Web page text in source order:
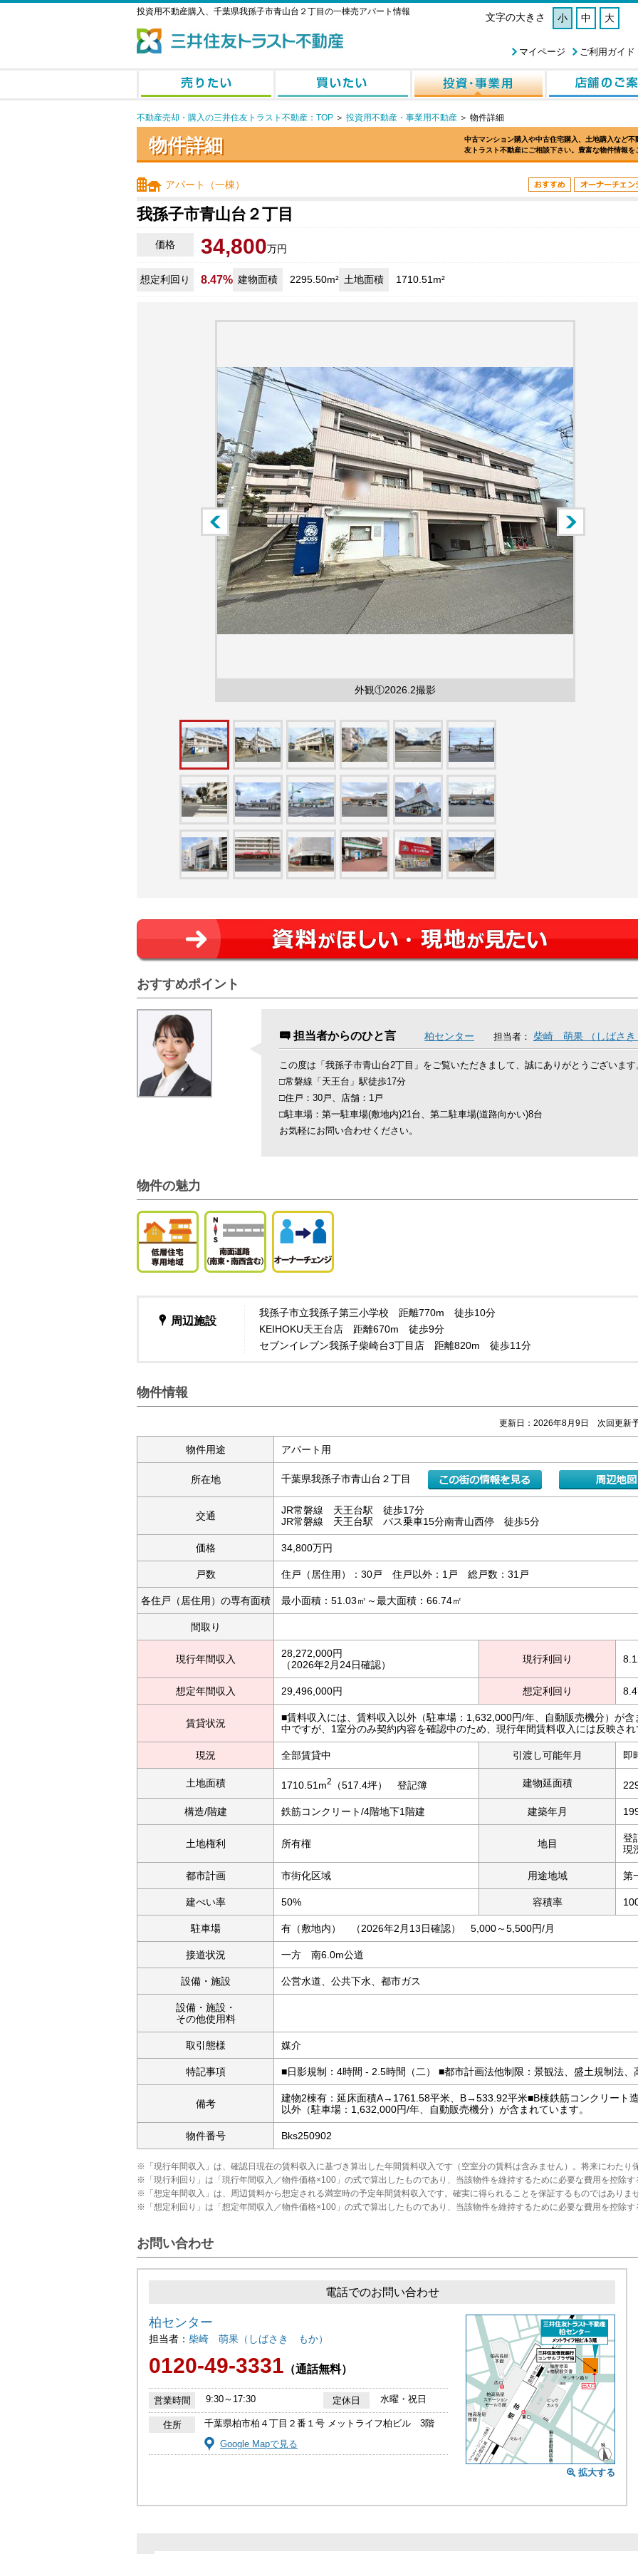
投資用不動産購入、千葉県我孫子市青山台２丁目の一棟売アパート情報 文字の大きさ 小 中 大
ご利用ガイド
マイページ
不動産売却・購入の三井住友トラスト不動産：TOP ＞ 投資用不動産・事業用不動産 ＞ 物件詳細
物件詳細
中古マンション購入や中古住宅購入、土地購入など
友トラスト不動産にご相談下さい。豊富な物件情報を
アパート（一棟）
我孫子市青山台２丁目
価格 34,800万円
想定利回り 8.47% 建物面積 2295.50m² 土地面積 1710.51m²
外観①2026.2撮影
おすすめポイント
担当者からのひと言 柏センター 担当者： 柴崎 萌果 （しばさき
この度は「我孫子市青山台2丁目」をご覧いただきまして、誠にありがとうございます
□常磐線「天王台」駅徒歩17分
□住戸：30戸、店舗：1戸
□駐車場：第一駐車場(敷地内)21台、第二駐車場(道路向かい)8台
お気軽にお問い合わせください。
物件の魅力
周辺施設
我孫子市立我孫子第三小学校 距離770m 徒歩10分
KEIHOKU天王台店 距離670m 徒歩9分
セブンイレブン我孫子柴崎台3丁目店 距離820m 徒歩11分
物件情報
更新日：2026年8月9日 次回更新
物件用途 アパート用
所在地 千葉県我孫子市青山台２丁目
交通
JR常磐線 天王台駅 徒歩17分
JR常磐線 天王台駅 バス乗車15分南青山西停 徒歩5分
価格 34,800万円
戸数 住戸（居住用）：30戸 住戸以外：1戸 総戸数：31戸
各住戸（居住用）の専有面積 最小面積：51.03㎡～最大面積：66.74㎡
間取り
現行年間収入
28,272,000円
（2026年2月24日確認）
現行利回り
想定年間収入 29,496,000円 想定利回り
賃貸状況
■賃料収入には、賃料収入以外（駐車場：1,632,000円/年、自動販売機分）が
中ですが、1室分のみ契約内容を確認中のため、現行年間賃料収入には反映され
現況 全部賃貸中 引渡し可能年月 即
土地面積 1710.51m2 （517.4坪） 登記簿 建物延面積
構造/階建 鉄筋コンクリート/4階地下1階建 建築年月
土地権利 所有権 地目
登
現
都市計画 市街化区域 用途地域 第
建ぺい率 50% 容積率
駐車場 有（敷地内） （2026年2月13日確認） 5,000～5,500円/月
接道状況 一方 南6.0m公道
設備・施設 公営水道、公共下水、都市ガス
設備・施設・
その他使用料
取引態様 媒介
特記事項 ■日影規制：4時間 - 2.5時間（二） ■都市計画法他制限：景観法、盛土規制法、
備考
建物2棟有：延床面積A→1761.58平米、B→533.92平米■B棟鉄筋コンクリート
以外（駐車場：1,632,000円/年、自動販売機分）が含まれています。
物件番号 Bks250902
※「現行年間収入」は、確認日現在の賃料収入に基づき算出した年間賃料収入です（空室分の賃料は含みません）。将来にわたり
※「現行利回り」は「現行年間収入／物件価格×100」の式で算出したものであり、当該物件を維持するために必要な費用を控除す
※「想定年間収入」は、周辺賃料から想定される満室時の予定年間賃料収入です。確実に得られることを保証するものではありませ
※「想定利回り」は「想定年間収入／物件価格×100」の式で算出したものであり、当該物件を維持するために必要な費用を控除す
お問い合わせ
電話でのお問い合わせ
柏センター
担当者： 柴崎 萌果（しばさき もか）
0120-49-3331 （通話無料）
営業時間 9:30～17:30 定休日 水曜・祝日
住所
千葉県柏市柏４丁目２番１号 メットライフ柏ビル 3階
Google Mapで見る
拡大する